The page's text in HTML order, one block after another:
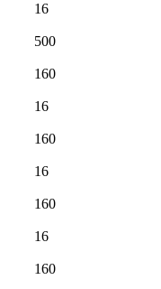
16
500
160
16
160
16
160
16
160